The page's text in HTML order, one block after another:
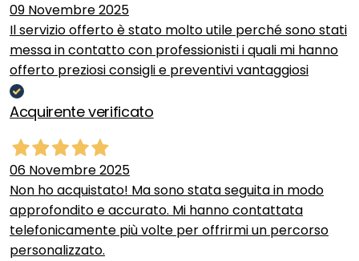
09 Novembre 2025
Il servizio offerto è stato molto utile perché sono stati
messa in contatto con professionisti i quali mi hanno
offerto preziosi consigli e preventivi vantaggiosi
Acquirente verificato
06 Novembre 2025
Non ho acquistato! Ma sono stata seguita in modo
approfondito e accurato. Mi hanno contattata
telefonicamente più volte per offrirmi un percorso
personalizzato.